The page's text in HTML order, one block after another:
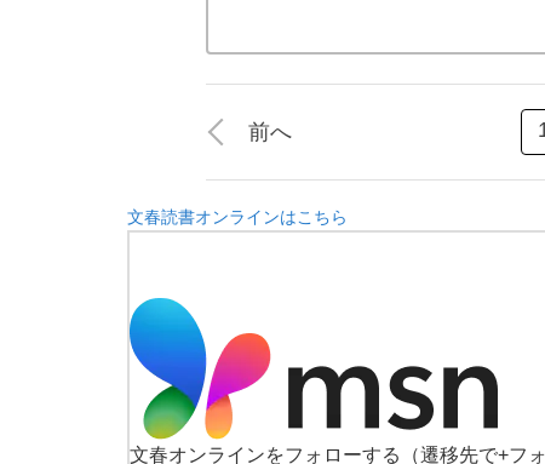
前へ
文春読書オンラインはこちら
文春オンラインをフォローする （遷移先で+フ